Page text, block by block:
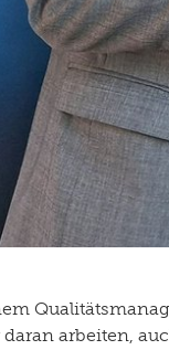
arbeiten,